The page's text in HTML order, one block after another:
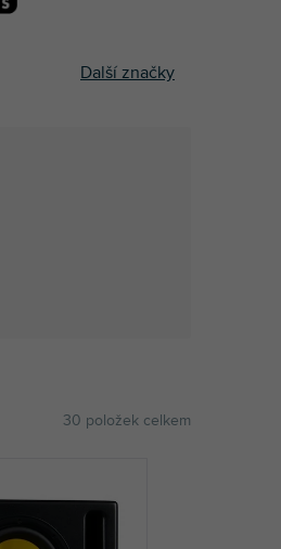
Další značky
30 položek celkem